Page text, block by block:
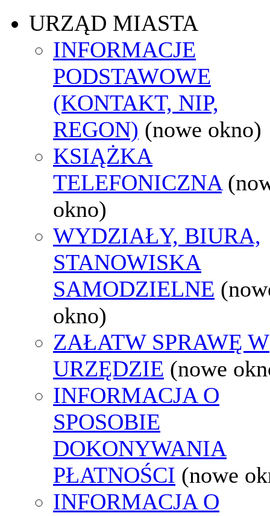
URZĄD MIASTA
INFORMACJE
PODSTAWOWE
(KONTAKT, NIP,
REGON) (nowe okno)
KSIĄŻKA
TELEFONICZNA
okno)
WYDZIAŁY, BIURA,
STANOWISKA
SAMODZIELNE
okno)
ZAŁATW SPRAWĘ W
URZĘDZIE (nowe
INFORMACJA O
SPOSOBIE
DOKONYWANIA
PŁATNOŚCI (nowe
INFORMACJA O